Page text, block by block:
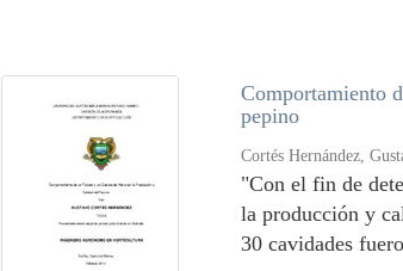
Comportamiento
pepino
Cortés Hernández,
"Con el fin de
la producción y
30 cavidades